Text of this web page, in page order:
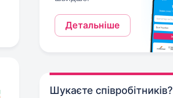
Детальніше
Шукаєте співробітників?